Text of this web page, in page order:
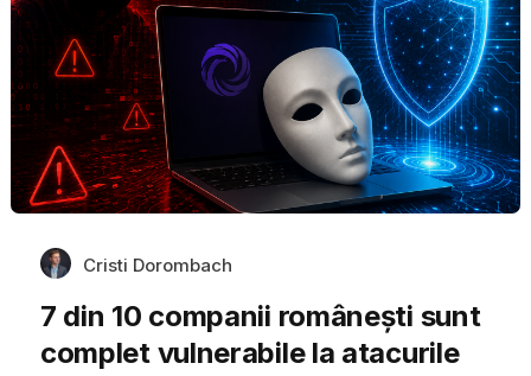
Cristi Dorombach
7 din 10 companii românești sunt
complet vulnerabile la atacurile